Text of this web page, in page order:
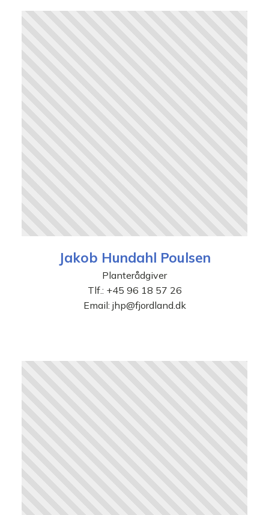
Jakob Hundahl Poulsen
Planterådgiver
Tlf.: +45 96 18 57 26
Email: jhp@fjordland.dk